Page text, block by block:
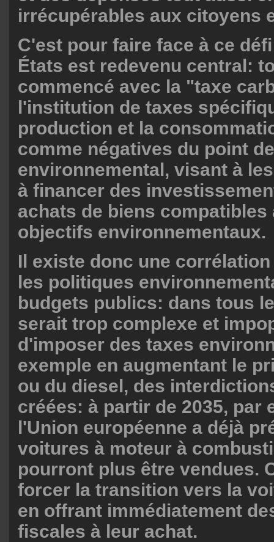
irrécupérables aux citoyens
C'est pour faire face à ce
États est redevenu central:
commencé avec la "taxe
l'institution de taxes
production et la
comme négatives du point
environnemental, visant à
à financer des
achats de biens compatibles
objectifs environnementaux.
Il existe donc une
les politiques
budgets publics: dans tous
serait trop complexe et
d'imposer des taxes
exemple en augmentant le
ou du diesel, des
créées: à partir de 2035, par
l'Union européenne a déjà
voitures à moteur à
pourront plus être vendues.
forcer la transition vers la
en offrant immédiatement
fiscales à leur achat.